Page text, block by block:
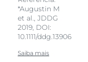
*Augustin M
et al., JDDG
2019, DOI:
10.1111/ddg.13906
Saiba mais